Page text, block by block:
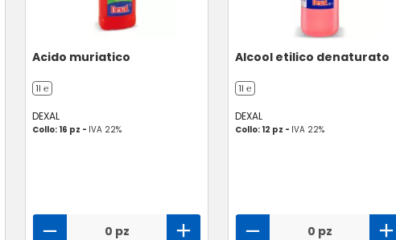
Acido muriatico
1l ℮
DEXAL
Collo: 16 pz - IVA 22%
0 pz
Alcool etilico denaturato
1l ℮
DEXAL
Collo: 12 pz - IVA 22%
0 pz